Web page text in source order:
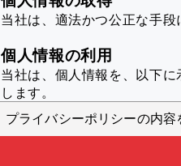
当社は、適法かつ公正な手段
個人情報の利用
当社は、個人情報を、以下
します。
本サービスのユーザ個
統計的分析により本サ
プライバシーポリシーの内容